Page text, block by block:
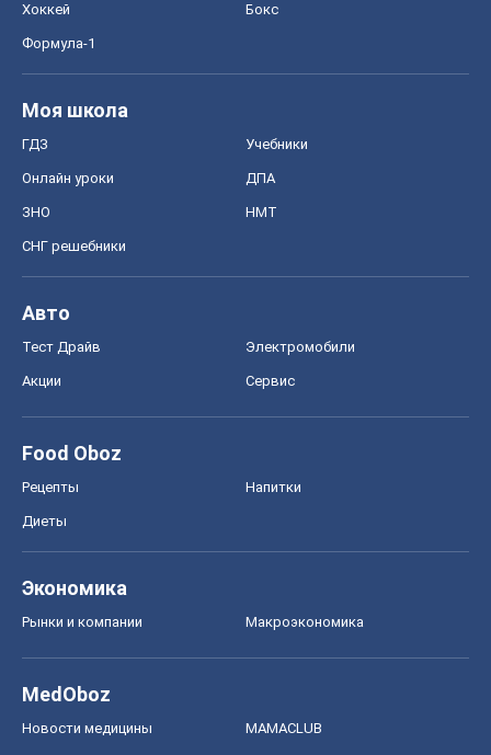
Хоккей Бокс
Формула-1
Моя школа
ГДЗ Учебники
Онлайн уроки ДПА
ЗНО НМТ
СНГ решебники
Авто
Тест Драйв Электромобили
Акции Сервис
Food Oboz
Рецепты Напитки
Диеты
Экономика
Рынки и компании Mакроэкономика
MedOboz
Новости медицины MAMACLUB